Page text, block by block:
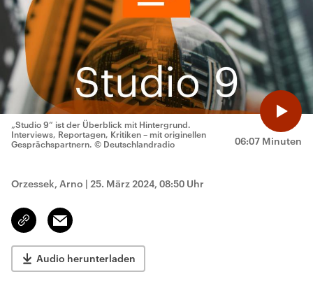
06:07 Minuten
„Studio 9“ ist der Überblick mit Hintergrund.
Interviews, Reportagen, Kritiken – mit originellen
Gesprächspartnern. © Deutschlandradio
Orzessek, Arno | 25. März 2024, 08:50 Uhr
Link
kopieren/teilen
Email
Audio herunterladen